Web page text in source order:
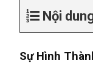
Nội
Sự Hình